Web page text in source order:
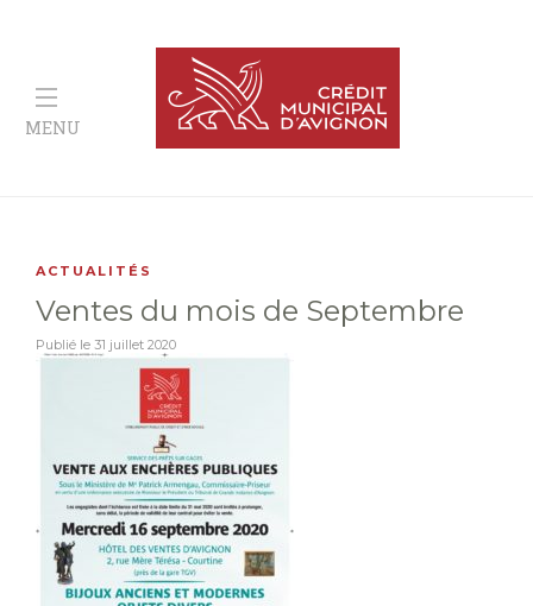
MENU
ACTUALITÉS
Ventes du mois de Septembre
Publié le 31 juillet 2020